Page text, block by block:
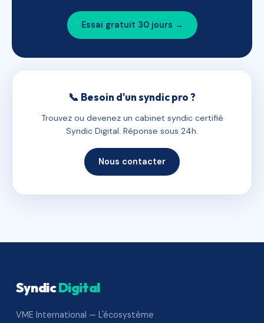
Essai gratuit 30 jours →
📞 Besoin d'un syndic pro ?
Trouvez ou devenez un cabinet syndic certifié
Syndic Digital. Réponse sous 24h.
Nous contacter
SyndicDigital
VME International — L'écosystème